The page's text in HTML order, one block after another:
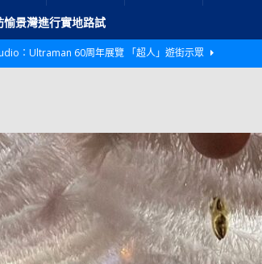
愉景灣進行實地路試
：Ultraman 60周年展覽 「超人」遊街示眾
410PS 規格宇通旅遊巴士 – 榮利「樂園快線」仕様
係為乜過唔到審批？
公益活動
年暑假陪大家搭「輕鐵發現號」旅遊專綫